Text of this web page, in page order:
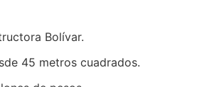
Bolívar.
45 metros cuadrados.